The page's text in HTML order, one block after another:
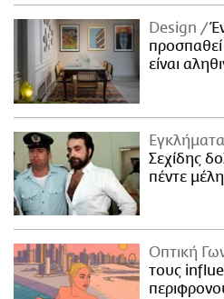
Design
προσπαθεί
είναι
Εγκλήματα
Σεχίδης
πέντε
Οπτική
τους